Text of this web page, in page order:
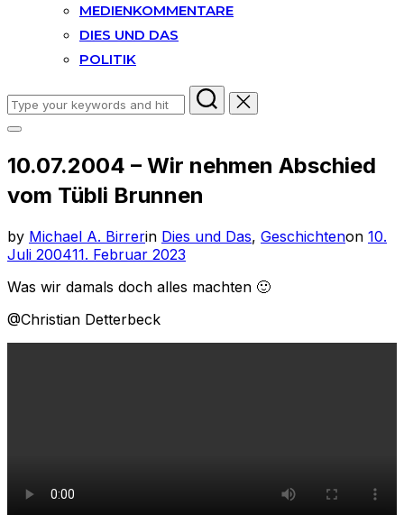
MEDIENKOMMENTARE
DIES UND DAS
POLITIK
Search
for:
Toggle
&
10.07.2004 – Wir nehmen Abschied
vom Tübli Brunnen
by Michael A. Birrerin Dies und Das, Geschichtenon 10.
Juli 200411. Februar 2023
Was wir damals doch alles machten 🙂
@Christian Detterbeck